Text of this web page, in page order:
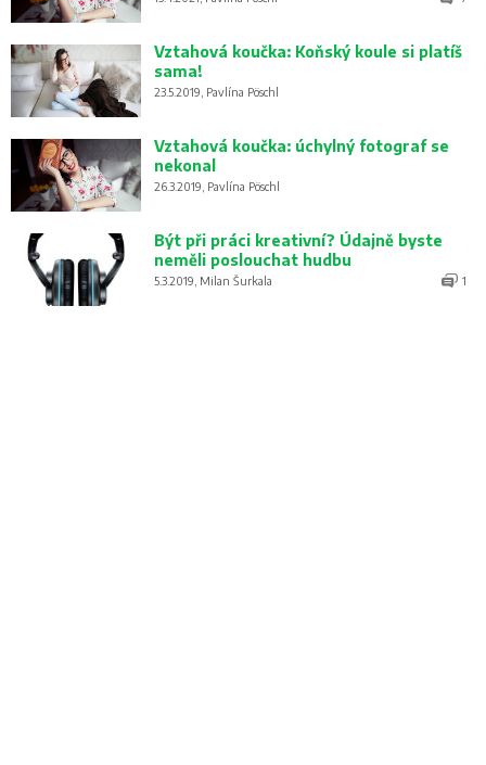
Vztahová koučka: Koňský koule si platíš
sama!
23.5.2019, Pavlína Pöschl
Vztahová koučka: úchylný fotograf se
nekonal
26.3.2019, Pavlína Pöschl
Být při práci kreativní? Údajně byste
neměli poslouchat hudbu
5.3.2019, Milan Šurkala 1